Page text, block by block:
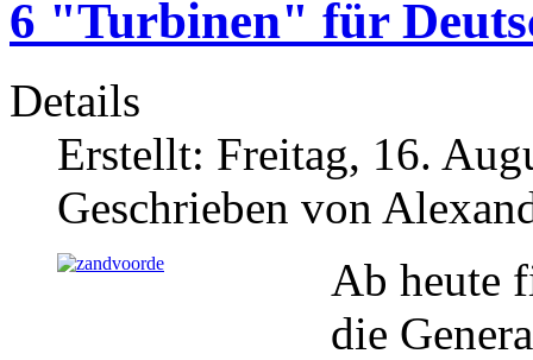
6 "Turbinen" für
Details
Erstellt: Freitag, 16.
Geschrieben von
Ab heute
die